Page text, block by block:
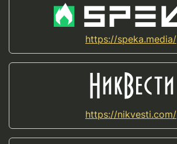
https://speka.media/
https://nikvesti.com/